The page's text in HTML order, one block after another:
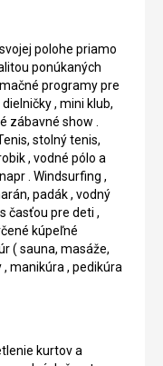
polohe priamo
ponúkaných
programy pre
, mini klub,
zábavné show .
stolný tenis,
, vodné pólo a
. Windsurfing ,
padák , vodný
časťou pre deti ,
kúpeľné
( sauna, masáže,
manikúra , pedikúra
kurtov a